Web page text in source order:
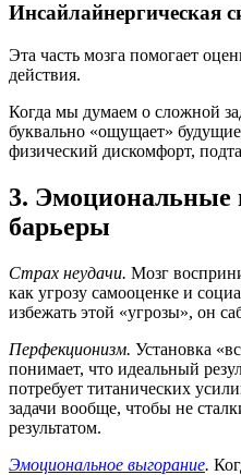
Инсайлайнергическая
Эта часть мозга помогает
действия.
Когда мы думаем о сложной
буквально «ощущает»
физический дискомфорт,
3. Эмоциональные
барьеры
Страх неудачи. Мозг
как угрозу самооценке и
избежать этой «угрозы», он
Перфекционизм. Установка
понимает, что идеальный
потребует титанических
задачи вообще, чтобы не
результатом.
Эмоциональное выгорание.